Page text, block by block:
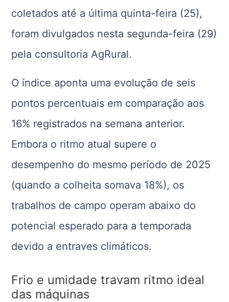
coletados até a última quinta-feira (25),
foram divulgados nesta segunda-feira (29)
pela consultoria AgRural.
O índice aponta uma evolução de seis
pontos percentuais em comparação aos
16% registrados na semana anterior.
Embora o ritmo atual supere o
desempenho do mesmo período de 2025
(quando a colheita somava 18%), os
trabalhos de campo operam abaixo do
potencial esperado para a temporada
devido a entraves climáticos.
Frio e umidade travam ritmo ideal
das máquinas